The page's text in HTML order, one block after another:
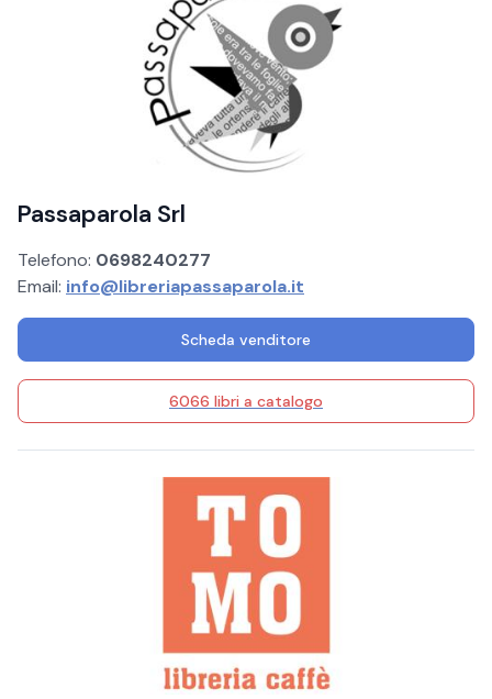
Passaparola Srl
Telefono: 0698240277
Email: info@libreriapassaparola.it
Scheda venditore
6066 libri a catalogo